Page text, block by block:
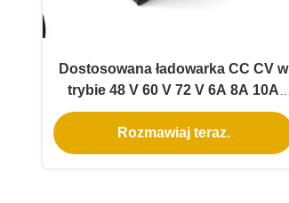
Dostosowana ładowarka CC CV w
trybie 48 V 60 V 72 V 6A 8A 10A
12A Regulowane napięcie Funkcje
prądu w jednej inteligentnej
ładowarce DSP
Rozmawiaj teraz.